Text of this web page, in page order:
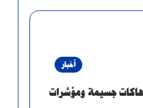
أخبار
جسيمة ومؤشرات